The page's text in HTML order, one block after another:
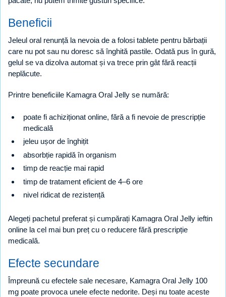
Beneficii
Jeleul oral renunță la nevoia de a folosi tablete pentru bărbații
care nu pot sau nu doresc să înghită pastile. Odată pus în gură,
gelul se va dizolva automat și va trece prin gât fără reacții
neplăcute.
Printre beneficiile Kamagra Oral Jelly se numără:
poate fi achiziționat online, fără a fi nevoie de prescripție
medicală
jeleu ușor de înghițit
absorbție rapidă în organism
timp de reacție mai rapid
timp de tratament eficient de 4–6 ore
nivel ridicat de rezistență
Alegeți pachetul preferat și cumpărați Kamagra Oral Jelly ieftin
online la cel mai bun preț cu o reducere fără prescripție
medicală.
Efecte secundare
Împreună cu efectele sale necesare, Kamagra Oral Jelly 100
mg poate provoca unele efecte nedorite. Deși nu toate aceste